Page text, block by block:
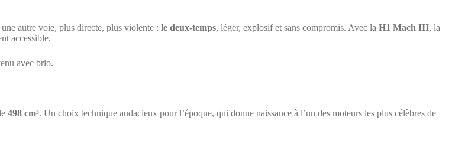
autre voie, plus directe, plus violente : le deux-temps, léger, explosif et sans compromis. Avec la H1 Mach III, la
accessible.
avec brio.
498 cm³. Un choix technique audacieux pour l’époque, qui donne naissance à l’un des moteurs les plus célèbres de